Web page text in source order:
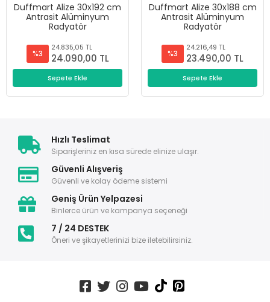
Duffmart Alize 30x192 cm
Antrasit Alüminyum
Radyatör
%3
24.835,05 TL
24.090,00 TL
Sepete Ekle
Duffmart Alize 30x188 cm
Antrasit Alüminyum
Radyatör
%3
24.216,49 TL
23.490,00 TL
Sepete Ekle
Hızlı Teslimat
Siparişleriniz en kısa sürede elinize ulaşır.
Güvenli Alışveriş
Güvenli ve kolay ödeme sistemi
Geniş Ürün Yelpazesi
Binlerce ürün ve kampanya seçeneği
7 / 24 DESTEK
Öneri ve şikayetlerinizi bize iletebilirsiniz.